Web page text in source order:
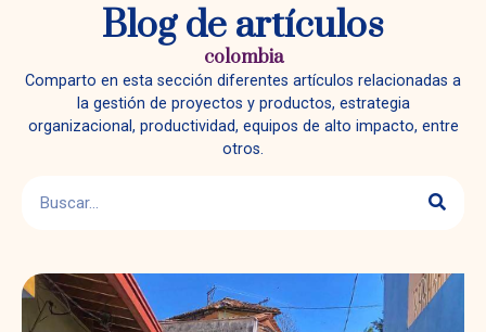
Blog de artículos
colombia
Comparto en esta sección diferentes artículos relacionadas a
la gestión de proyectos y productos, estrategia
organizacional, productividad, equipos de alto impacto, entre
otros.